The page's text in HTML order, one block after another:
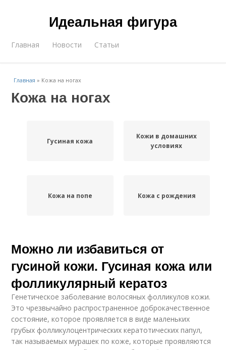
Идеальная фигура
Главная Новости Статьи
Главная » Кожа на ногах
Кожа на ногах
Гусиная кожа
Кожи в домашних
условиях
Кожа на попе Кожа с рождения
Можно ли избавиться от
гусиной кожи. Гусиная кожа или
фолликулярный кератоз
Генетическое заболевание волосяных фолликулов кожи.
Это чрезвычайно распространенное доброкачественное
состояние, которое проявляется в виде маленьких
грубых фолликулоцентрических кератотических папул,
так называемых мурашек по коже, которые проявляются